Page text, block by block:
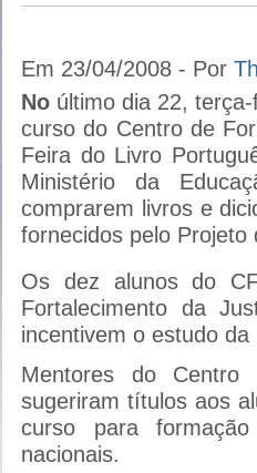
Em 23/04/2008 - Por
No último dia 22,
curso do Centro de
Feira do Livro
Ministério da
comprarem livros e
fornecidos pelo Projeto
Os dez alunos do
Fortalecimento da
incentivem o estudo da
Mentores do Centro
sugeriram títulos aos
curso para
nacionais.